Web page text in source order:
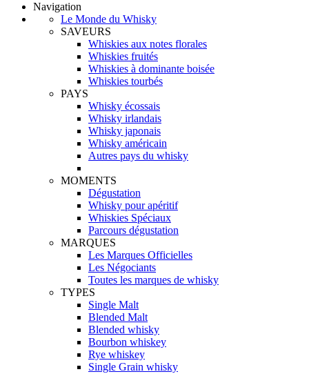
Navigation
Le Monde du Whisky
SAVEURS
Whiskies aux notes florales
Whiskies fruités
Whiskies à dominante boisée
Whiskies tourbés
PAYS
Whisky écossais
Whisky irlandais
Whisky japonais
Whisky américain
Autres pays du whisky
MOMENTS
Dégustation
Whisky pour apéritif
Whiskies Spéciaux
Parcours dégustation
MARQUES
Les Marques Officielles
Les Négociants
Toutes les marques de whisky
TYPES
Single Malt
Blended Malt
Blended whisky
Bourbon whiskey
Rye whiskey
Single Grain whisky